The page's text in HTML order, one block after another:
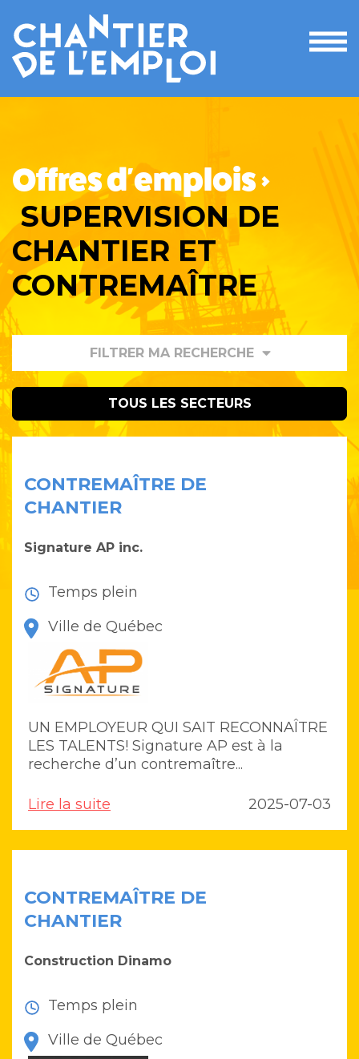
le
Offres d'emplois >
SUPERVISION DE
CHANTIER ET
CONTREMAÎTRE
FILTRER MA RECHERCHE
TOUS LES SECTEURS
CONTREMAÎTRE DE
CHANTIER
Signature AP inc.
Temps plein
Ville de Québec
UN EMPLOYEUR QUI SAIT RECONNAÎTRE
LES TALENTS! Signature AP est à la
recherche d’un contremaître...
Lire la suite 2025-07-03
CONTREMAÎTRE DE
CHANTIER
Construction Dinamo
Temps plein
Ville de Québec